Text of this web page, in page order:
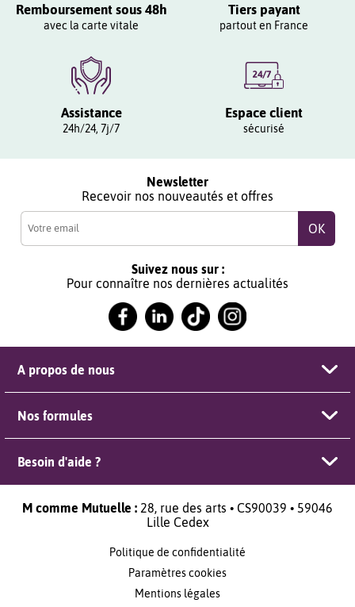
Remboursement sous 48h
avec la carte vitale
Tiers payant
partout en France
Assistance
24h/24, 7j/7
Espace client
sécurisé
Newsletter
Recevoir nos nouveautés et offres
Suivez nous sur :
Pour connaître nos dernières actualités
A propos de nous
Nos formules
Besoin d'aide ?
M comme Mutuelle : 28, rue des arts • CS90039 • 59046
Lille Cedex
Politique de confidentialité
Paramètres cookies
Mentions légales